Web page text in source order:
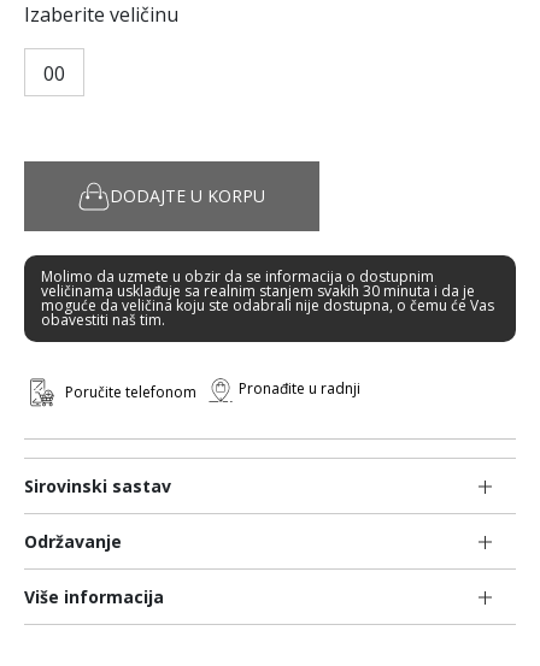
Sirovinski sastav
Održavanje
Više informacija
Izaberite veličinu
00
DODAJTE U KORPU
Molimo da uzmete u obzir da se informacija o dostupnim
veličinama usklađuje sa realnim stanjem svakih 30 minuta i da je
moguće da veličina koju ste odabrali nije dostupna, o čemu će Vas
obavestiti naš tim.
Poručite telefonom Pronađite u radnji